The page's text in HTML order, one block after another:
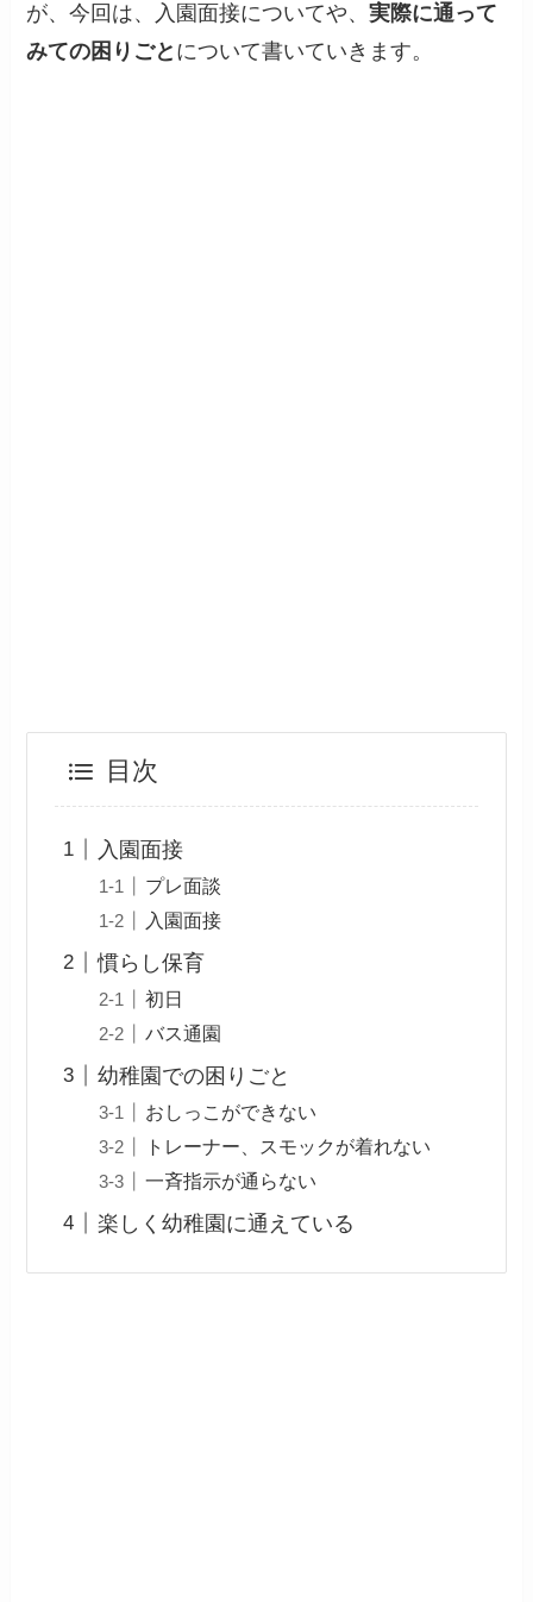
が、今回は、入園面接についてや、実際に通って
みての困りごと について書いていきます。
目次
入園面接
プレ面談
入園面接
慣らし保育
初日
バス通園
幼稚園での困りごと
おしっこができない
トレーナー、スモックが着れない
一斉指示が通らない
楽しく幼稚園に通えている